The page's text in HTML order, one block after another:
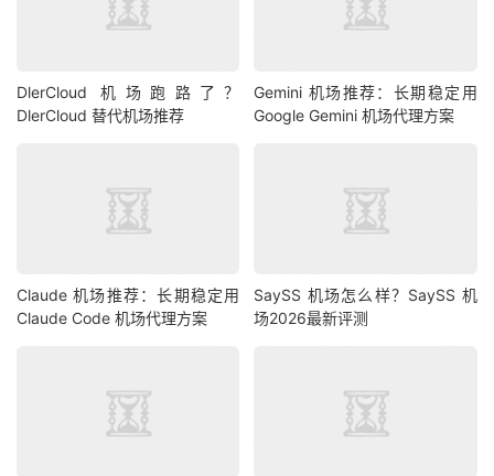
DlerCloud 机场跑路了？
DlerCloud 替代机场推荐
Gemini 机场推荐：长期稳定用
Google Gemini 机场代理方案
Claude 机场推荐：长期稳定用
Claude Code 机场代理方案
SaySS 机场怎么样？SaySS 机
场2026最新评测